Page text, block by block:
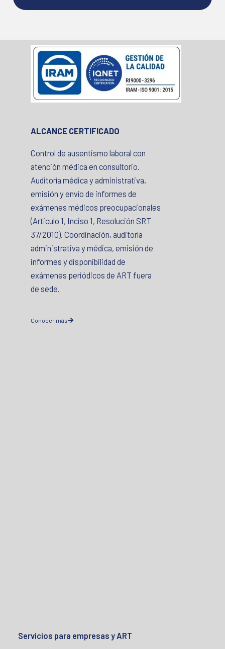
ALCANCE CERTIFICADO
Control de ausentismo laboral con
atención médica en consultorio.
Auditoría médica y administrativa,
emisión y envío de informes de
exámenes médicos preocupacionales
(Articulo 1, Inciso 1, Resolución SRT
37/2010). Coordinación, auditoría
administrativa y médica, emisión de
informes y disponibilidad de
exámenes periódicos de ART fuera
de sede.
Conocer más
Servicios para empresas y ART